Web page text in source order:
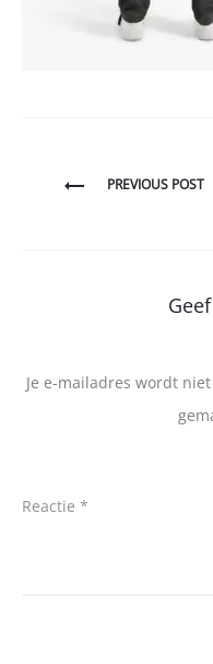
BerichtPREVIOUS POST
Je e-mailadres wordt
Reactie *